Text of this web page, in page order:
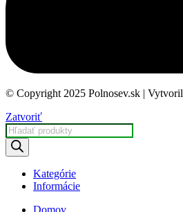
© Copyright 2025 Polnosev.sk | Vytvoril
Zatvoriť
Products
search
Kategórie
Informácie
Domov